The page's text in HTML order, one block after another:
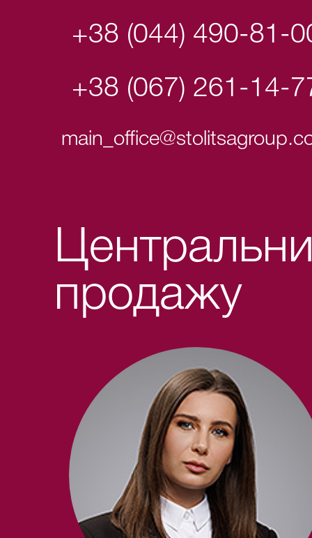
+38 (044) 490-81-
+38 (067) 261-14-
продажу